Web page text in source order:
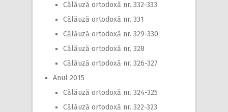
Călăuză ortodoxă nr. 332-333
Călăuză ortodoxă nr. 331
Călăuză ortodoxă nr. 329-330
Călăuză ortodoxă nr. 328
Călăuză ortodoxă nr. 326-327
Anul 2015
Călăuză ortodoxă nr. 324-325
Călăuză ortodoxă nr. 322-323